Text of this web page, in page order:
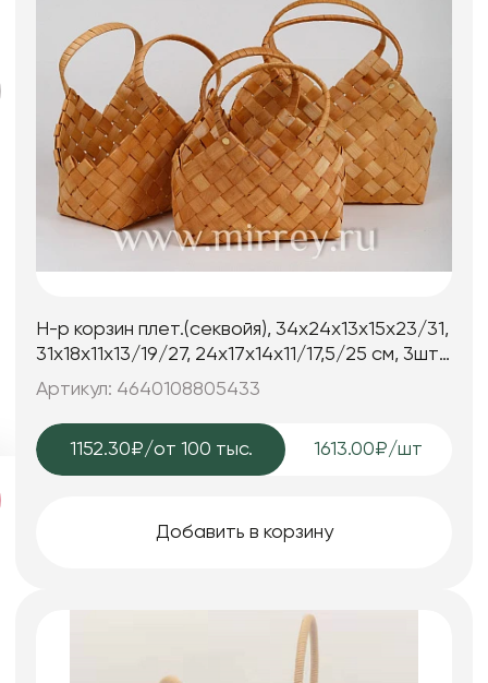
Н-р корзин плет.(секвойя), 34х24х13х15х23/31,
31х18х11х13/19/27, 24х17х14х11/17,5/25 см, 3шт,
натур.
Артикул: 4640108805433
1152.30₽/от 100 тыс. 1613.00₽/шт
Добавить в корзину